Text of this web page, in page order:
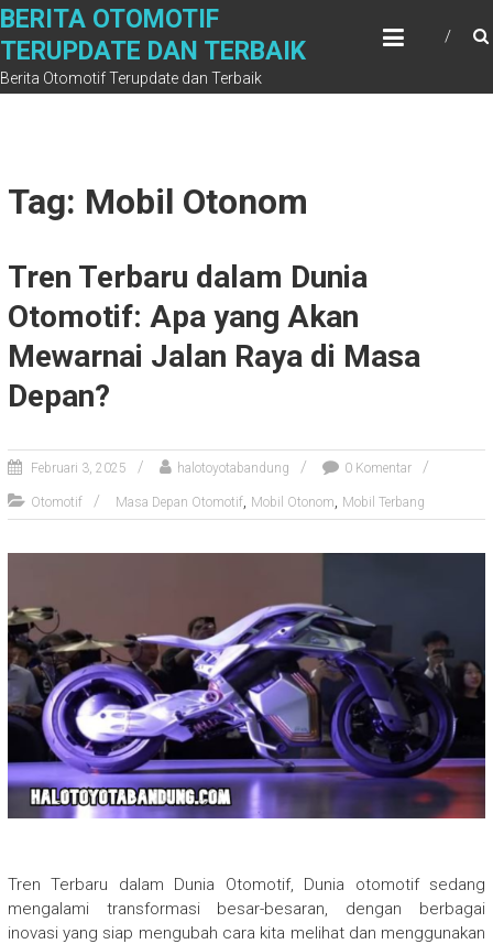
Skip
content
BERITA OTOMOTIF
TERUPDATE DAN TERBAIK
Berita Otomotif Terupdate dan Terbaik
Tag: Mobil Otonom
Tren Terbaru dalam Dunia
Otomotif: Apa yang Akan
Mewarnai Jalan Raya di Masa
Depan?
Februari 3, 2025 halotoyotabandung 0 Komentar
Otomotif Masa Depan Otomotif, Mobil Otonom, Mobil Terbang
Tren Terbaru dalam Dunia Otomotif, Dunia otomotif sedang
mengalami transformasi besar-besaran, dengan berbagai
inovasi yang siap mengubah cara kita melihat dan menggunakan